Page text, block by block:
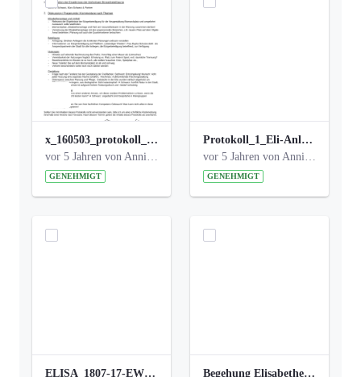
x_160503_protokoll_infoabend.pdf
vor 5 Jahren von Anni Schlumberger
GENEHMIGT
Protokoll_1_Eli-Anlage_final.pdf
vor 5 Jahren von Anni Schlumberger
GENEHMIGT
ELISA_1807-17-EW_BEZIRK-kl_compressed.pdf Begehung Elisabethenanlage 1.8.17_Protokoll .pdf